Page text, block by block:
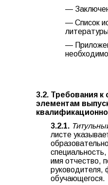
—
— Список
—
3.2. Требования к
элементам
3.2.1.
листе
имя отчество,
руководителя,
обучающегося.